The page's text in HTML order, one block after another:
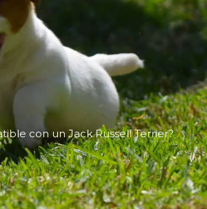
con un Jack Russell Terrier?